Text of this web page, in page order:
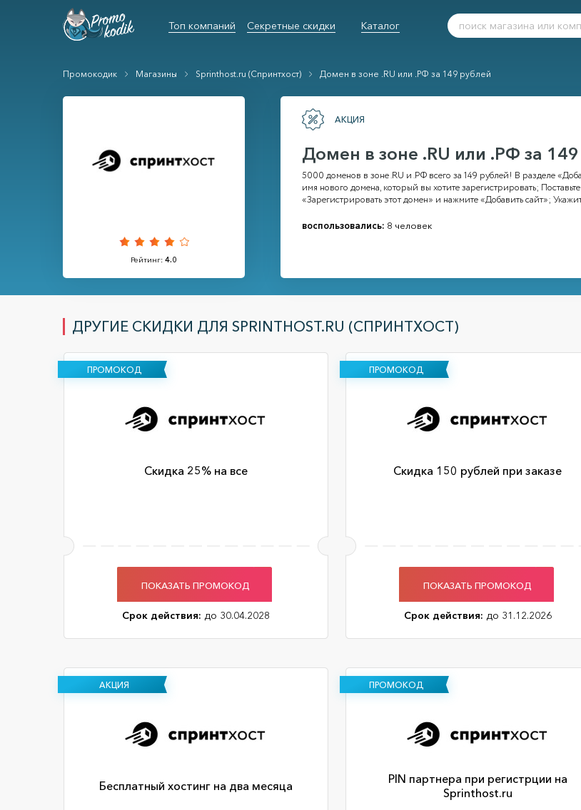
Топ компаний Секретные скидки Каталог
Промокодик Магазины Sprinthost.ru (Спринтхост) Домен в зоне .RU или .РФ за 149 рублей
Рейтинг: 4.0
АКЦИЯ
Домен в зоне .RU или .РФ за
5000 доменов в зоне .RU и .РФ всего за 149 рублей! В разделе
имя нового домена, который вы хотите зарегистрировать;
«Зарегистрировать этот домен» и нажмите «Добавить сайт»;
воспользовались: 8 человек
ДРУГИЕ СКИДКИ ДЛЯ SPRINTHOST.RU (СПРИНТХОСТ)
ПРОМОКОД
Скидка 25% на все
ПОКАЗАТЬ ПРОМОКОД
Срок действия: до 30.04.2028
ПРОМОКОД
Скидка 150 рублей при заказе
ПОКАЗАТЬ ПРОМОКОД
Срок действия: до 31.12.2026
АКЦИЯ
Бесплатный хостинг на два месяца
ПРОМОКОД
PIN партнера при регистрции на
Sprinthost.ru